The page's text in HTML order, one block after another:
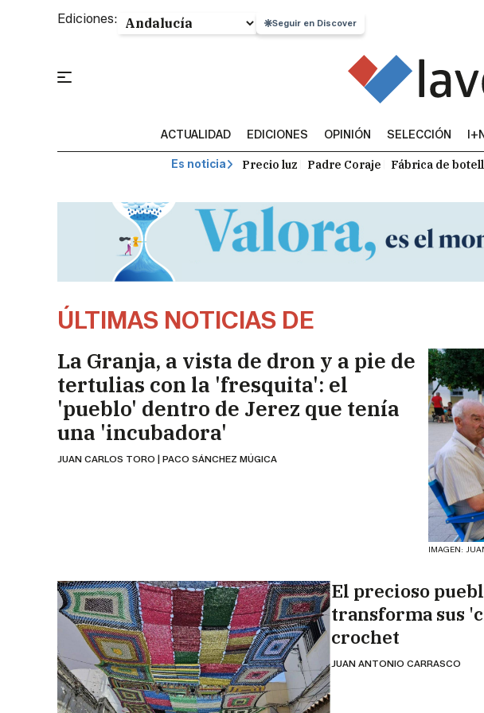
Ediciones: Seguir en Discover
ACTUALIDAD EDICIONES OPINIÓN SELECCIÓN I+N
Es noticia Precio luz Padre Coraje Fábrica de
ÚLTIMAS NOTICIAS DE
IMAGEN:
La Granja, a vista de dron y a pie de
tertulias con la 'fresquita': el
'pueblo' dentro de Jerez que tenía
una 'incubadora'
JUAN CARLOS TORO | PACO SÁNCHEZ MÚGICA
El precioso
transforma sus
crochet
JUAN ANTONIO CARRASCO